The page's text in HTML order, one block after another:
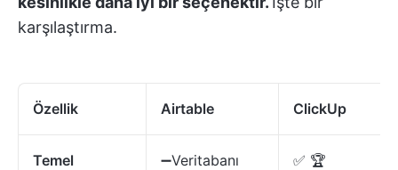
karşılaştırma.
Özellik Airtable ClickUp
Temel ➖Veritabanı ✅ 🏆